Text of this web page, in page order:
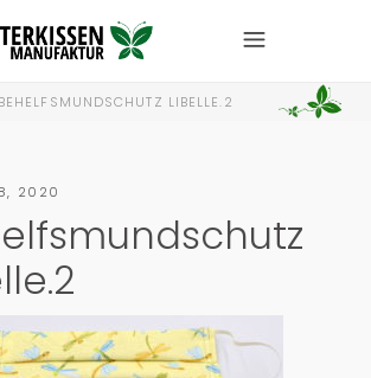
BEHELFSMUNDSCHUTZ LIBELLE.2
2020